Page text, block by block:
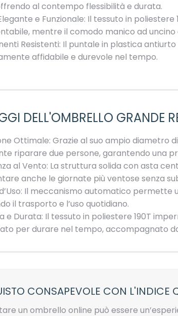
al contempo flessibilità e durata.
e Funzionale: Il tessuto in
mentre il comodo manico ad
Resistenti: Il puntale in plastica
affidabile e durevole nel tempo.
DELL'OMBRELLO GRANDE
Ottimale: Grazie al suo ampio diametro
riparare due persone, garantendo una
al Vento: La struttura solida con asta
anche le giornate più ventose senza
Il meccanismo automatico
il trasporto e l’uso quotidiano.
e Durata: Il tessuto in poliestere 190T
per durare nel tempo, accompagnato
CONSAPEVOLE CON L'INDICE
un ombrello online può essere